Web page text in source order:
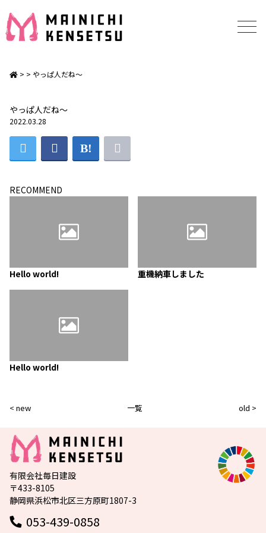
> > やっぱ人だね～
やっぱ人だね～
2022.03.28
RECOMMEND
Hello world! 重機納車しました
Hello world!
< new 一覧 old >
有限会社毎日建設
〒433-8105
静岡県浜松市北区三方原町1807-3
053-439-0858